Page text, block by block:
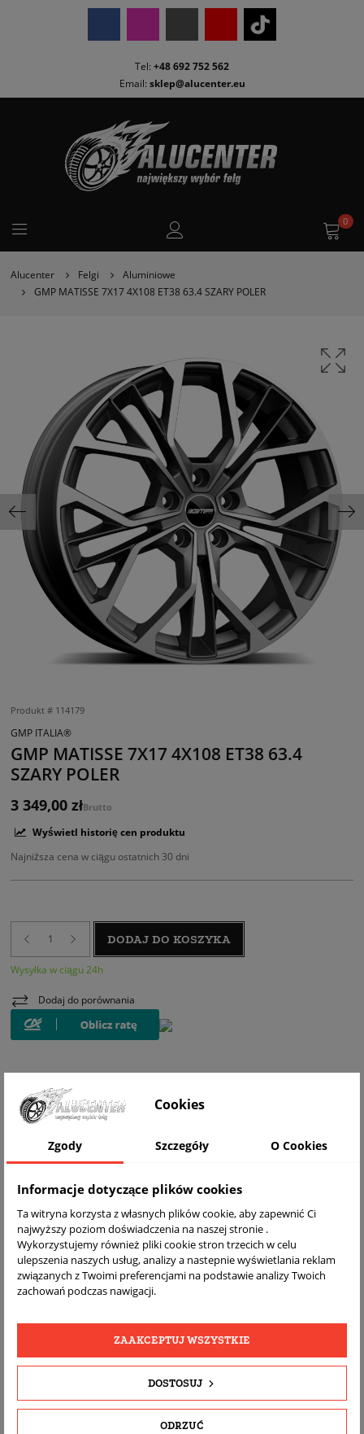
Tel: +48 692 752 562
Email: sklep@alucenter.eu
0
Alucenter Felgi
Aluminiowe
GMP MATISSE 7X17 4X108 ET38 63.4 SZARY POLER
Produkt # 114179
GMP ITALIA®
GMP MATISSE 7X17 4X108 ET38 63.4
SZARY POLER
3 349,00 złBrutto
Wyświetl historię cen produktu
Najniższa cena w ciągu ostatnich 30 dni
DODAJ DO KOSZYKA
Wysyłka w ciągu 24h
Dodaj do porównania
WIZUALIZACJA NA AUCIE
DARMOWA
BEZPŁATNY
SZCZEGÓŁY PRODUKTU
Cookies
Zgody Szczegóły O Cookies
Informacje dotyczące plików cookies
Ta witryna korzysta z własnych plików cookie, aby zapewnić Ci
najwyższy poziom doświadczenia na naszej stronie .
Wykorzystujemy również pliki cookie stron trzecich w celu
ulepszenia naszych usług, analizy a nastepnie wyświetlania reklam
związanych z Twoimi preferencjami na podstawie analizy Twoich
zachowań podczas nawigacji.
ODRZUĆ
DOSTOSUJ
ZAAKCEPTUJ WSZYSTKIE